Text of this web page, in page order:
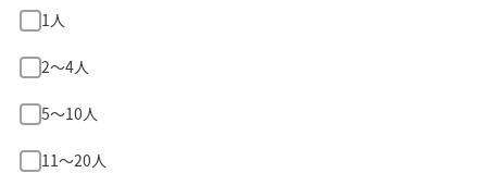
1人
2〜4人
5〜10人
11〜20人